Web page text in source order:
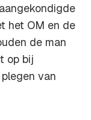
het OM en de
de man
op bij
van